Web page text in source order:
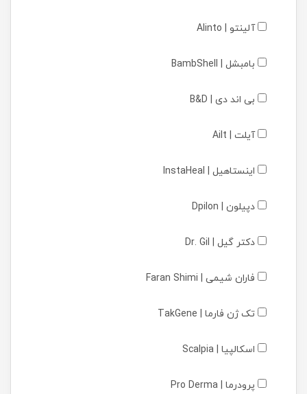
آلینتو | Alinto
بامبشل | BambShell
بی اند دی | B&D
آیلت | Ailt
اینستاهیل | InstaHeal
دپیلون | Dpilon
دکتر گیل | Dr. Gil
فاران شیمی | Faran Shimi
تک ژن فارما | TakGene
اسکالپیا | Scalpia
پرودرما | Pro Derma